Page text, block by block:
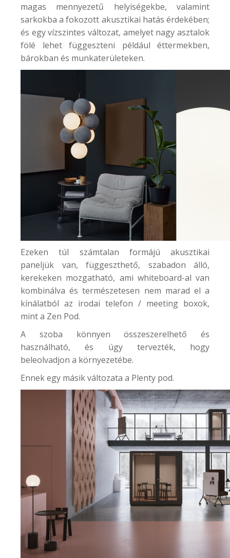
magas mennyezetű helyiségekbe, valamint
sarkokba a fokozott akusztikai hatás érdekében;
és egy vízszintes változat, amelyet nagy asztalok
fölé lehet függeszteni például éttermekben,
bárokban és munkaterületeken.
Ezeken túl számtalan formájú akusztikai
paneljük van, függeszthető, szabadon álló,
kerekeken mozgatható, ami whiteboard-al van
kombinálva és természetesen nem marad el a
kínálatból az irodai telefon / meeting boxok,
mint a Zen Pod.
A szoba könnyen összeszerelhető és
használható, és úgy tervezték, hogy
beleolvadjon a környezetébe.
Ennek egy másik változata a Plenty pod.